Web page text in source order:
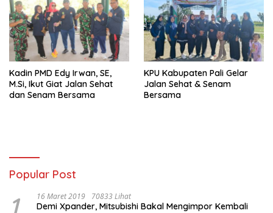
Kadin PMD Edy Irwan, SE,
M.Si, Ikut Giat Jalan Sehat
dan Senam Bersama
KPU Kabupaten Pali Gelar
Jalan Sehat & Senam
Bersama
Popular Post
1 16 Maret 2019 70833 Lihat
Demi Xpander, Mitsubishi Bakal Mengimpor Kembali